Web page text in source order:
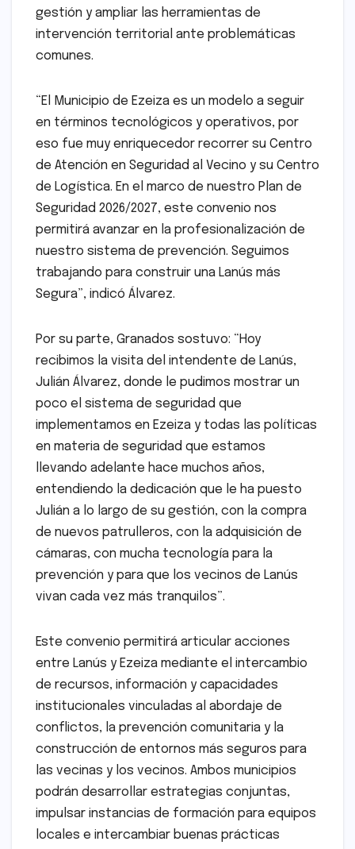
gestión y ampliar las herramientas de
intervención territorial ante problemáticas
comunes.
“El Municipio de Ezeiza es un modelo a seguir
en términos tecnológicos y operativos, por
eso fue muy enriquecedor recorrer su Centro
de Atención en Seguridad al Vecino y su Centro
de Logística. En el marco de nuestro Plan de
Seguridad 2026/2027, este convenio nos
permitirá avanzar en la profesionalización de
nuestro sistema de prevención. Seguimos
trabajando para construir una Lanús más
Segura”, indicó Álvarez.
Por su parte, Granados sostuvo: “Hoy
recibimos la visita del intendente de Lanús,
Julián Álvarez, donde le pudimos mostrar un
poco el sistema de seguridad que
implementamos en Ezeiza y todas las políticas
en materia de seguridad que estamos
llevando adelante hace muchos años,
entendiendo la dedicación que le ha puesto
Julián a lo largo de su gestión, con la compra
de nuevos patrulleros, con la adquisición de
cámaras, con mucha tecnología para la
prevención y para que los vecinos de Lanús
vivan cada vez más tranquilos”.
Este convenio permitirá articular acciones
entre Lanús y Ezeiza mediante el intercambio
de recursos, información y capacidades
institucionales vinculadas al abordaje de
conflictos, la prevención comunitaria y la
construcción de entornos más seguros para
las vecinas y los vecinos. Ambos municipios
podrán desarrollar estrategias conjuntas,
impulsar instancias de formación para equipos
locales e intercambiar buenas prácticas